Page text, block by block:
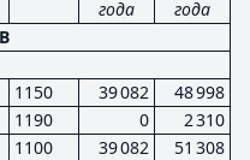
года
года
1150 39 082
48 998
1190 0
2 310
1100 39 082
51 308